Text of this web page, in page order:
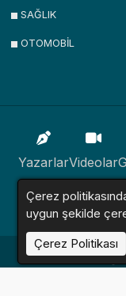
SAĞLIK
OTOMOBİL
YazarlarVideolar
Haber Sitesi ©
Çerez
uygun şekilde
Çerez Politikası